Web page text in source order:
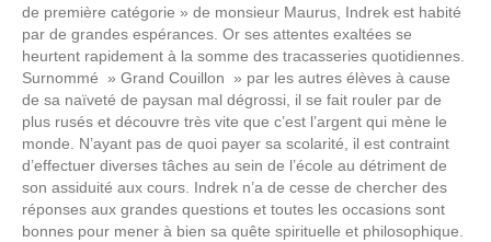
de première catégorie » de monsieur Maurus, Indrek est habité
par de grandes espérances. Or ses attentes exaltées se
heurtent rapidement à la somme des tracasseries quotidiennes.
Surnommé » Grand Couillon » par les autres élèves à cause
de sa naïveté de paysan mal dégrossi, il se fait rouler par de
plus rusés et découvre très vite que c’est l’argent qui mène le
monde. N’ayant pas de quoi payer sa scolarité, il est contraint
d’effectuer diverses tâches au sein de l’école au détriment de
son assiduité aux cours. Indrek n’a de cesse de chercher des
réponses aux grandes questions et toutes les occasions sont
bonnes pour mener à bien sa quête spirituelle et philosophique.